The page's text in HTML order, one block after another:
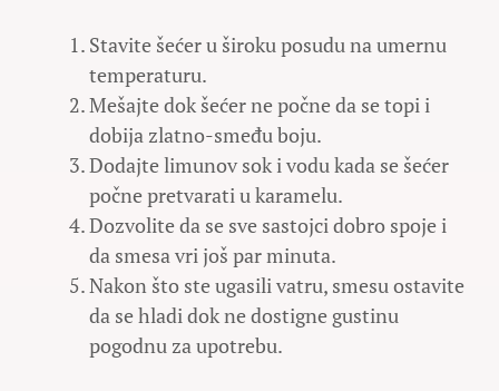
Stavite šećer u široku posudu na umernu
temperaturu.
Mešajte dok šećer ne počne da se topi i
dobija zlatno-smeđu boju.
Dodajte limunov sok i vodu kada se šećer
počne pretvarati u karamelu.
Dozvolite da se sve sastojci dobro spoje i
da smesa vri još par minuta.
Nakon što ste ugasili vatru, smesu ostavite
da se hladi dok ne dostigne gustinu
pogodnu za upotrebu.